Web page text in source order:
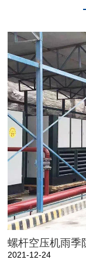
螺杆空压机雨季
2021-12-24